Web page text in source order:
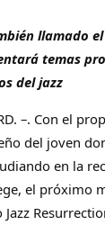
llamado
temas
del jazz
–. Con el
del joven
en la
el próximo